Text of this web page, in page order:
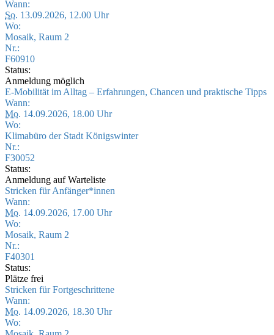
Wann:
So. 13.09.2026, 12.00 Uhr
Wo:
Mosaik, Raum 2
Nr.:
F60910
Status:
Anmeldung möglich
E-Mobilität im Alltag – Erfahrungen, Chancen und praktische Tipps
Wann:
Mo. 14.09.2026, 18.00 Uhr
Wo:
Klimabüro der Stadt Königswinter
Nr.:
F30052
Status:
Anmeldung auf Warteliste
Stricken für Anfänger*innen
Wann:
Mo. 14.09.2026, 17.00 Uhr
Wo:
Mosaik, Raum 2
Nr.:
F40301
Status:
Plätze frei
Stricken für Fortgeschrittene
Wann:
Mo. 14.09.2026, 18.30 Uhr
Wo: